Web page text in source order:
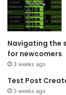
Navigating the
for newcomers
3 weeks ago
Test Post
3 weeks ago